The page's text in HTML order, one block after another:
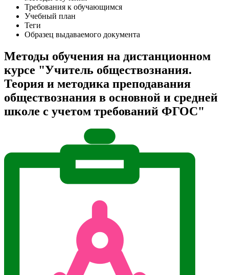
Требования к обучающимся
Учебный план
Теги
Образец выдаваемого документа
Методы обучения на дистанционном
курсе "Учитель обществознания.
Теория и методика преподавания
обществознания в основной и средней
школе с учетом требований ФГОС"